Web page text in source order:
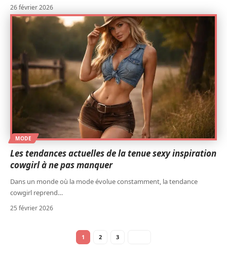
26 février 2026
MODE
Les tendances actuelles de la tenue sexy inspiration
cowgirl à ne pas manquer
Dans un monde où la mode évolue constamment, la tendance
cowgirl reprend…
25 février 2026
1 2 3